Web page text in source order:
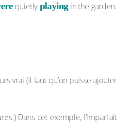
quietlyplayingin the garden.
vrai (il faut qu’on puisse ajouter
Dans cet exemple, l’imparfait